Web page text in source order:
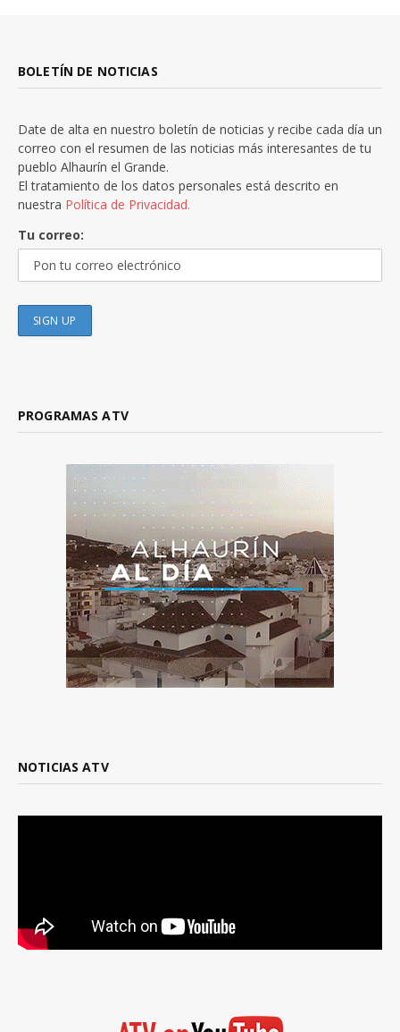
BOLETÍN DE NOTICIAS
Date de alta en nuestro boletín de noticias y recibe cada día un
correo con el resumen de las noticias más interesantes de tu
pueblo Alhaurín el Grande.
El tratamiento de los datos personales está descrito en
nuestra Política de Privacidad.
Tu correo:
PROGRAMAS ATV
NOTICIAS ATV